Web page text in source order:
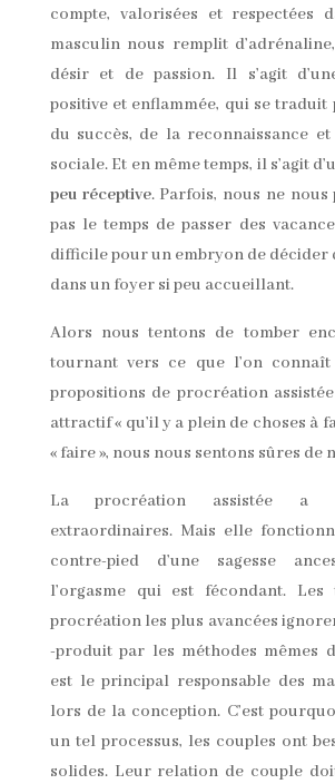
compte, valorisées et respectées
masculin nous remplit
désir et de passion. Il s’agit
positive et enflammée, qui se traduit
du succès, de la reconnaissance et
sociale. Et en même temps, il s’agit
peu réceptive. Parfois, nous ne nous
pas le temps de passer des
difficile pour un embryon de décider
dans un foyer si peu accueillant.
Alors nous tentons de tomber
tournant vers ce que l’on connaît
propositions de procréation
attractif « qu’il y a plein de choses à
« faire », nous nous sentons sûres de
La procréation assistée a
extraordinaires. Mais elle
contre-pied d’une sagesse
l’orgasme qui est fécondant. Les
procréation les plus avancées
-produit par les méthodes mêmes
est le principal responsable des
lors de la conception. C’est
un tel processus, les couples ont
solides. Leur relation de couple